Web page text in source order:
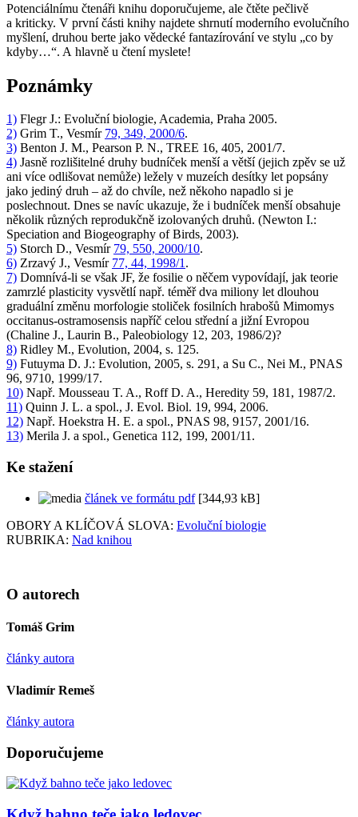
Potenciálnímu čtenáři knihu doporučujeme, ale čtěte pečlivě
a kriticky. V první části knihy najdete shrnutí moderního evolučního
myšlení, druhou berte jako vědecké fantazírování ve stylu „co by
kdyby…“. A hlavně u čtení myslete!
Poznámky
1) Flegr J.: Evoluční biologie, Academia, Praha 2005.
2) Grim T., Vesmír 79, 349, 2000/6.
3) Benton J. M., Pearson P. N., TREE 16, 405, 2001/7.
4) Jasně rozlišitelné druhy budníček menší a větší (jejich zpěv se už
ani více odlišovat nemůže) ležely v muzeích desítky let popsány
jako jediný druh – až do chvíle, než někoho napadlo si je
poslechnout. Dnes se navíc ukazuje, že i budníček menší obsahuje
několik různých reprodukčně izolovaných druhů. (Newton I.:
Speciation and Biogeography of Birds, 2003).
5) Storch D., Vesmír 79, 550, 2000/10.
6) Zrzavý J., Vesmír 77, 44, 1998/1.
7) Domnívá-li se však JF, že fosilie o něčem vypovídají, jak teorie
zamrzlé plasticity vysvětlí např. téměř dva miliony let dlouhou
graduální změnu morfologie stoliček fosilních hrabošů Mimomys
occitanus-ostramosensis napříč celou střední a jižní Evropou
(Chaline J., Laurin B., Paleobiology 12, 203, 1986/2)?
8) Ridley M., Evolution, 2004, s. 125.
9) Futuyma D. J.: Evolution, 2005, s. 291, a Su C., Nei M., PNAS
96, 9710, 1999/17.
10) Např. Mousseau T. A., Roff D. A., Heredity 59, 181, 1987/2.
11) Quinn J. L. a spol., J. Evol. Biol. 19, 994, 2006.
12) Např. Hoekstra H. E. a spol., PNAS 98, 9157, 2001/16.
13) Merila J. a spol., Genetica 112, 199, 2001/11.
Ke stažení
článek ve formátu pdf[344,93 kB]
OBORY A KLÍČOVÁ SLOVA: Evoluční biologie
RUBRIKA: Nad knihou
O autorech
Tomáš Grim
články autora
Vladimír Remeš
články autora
Doporučujeme